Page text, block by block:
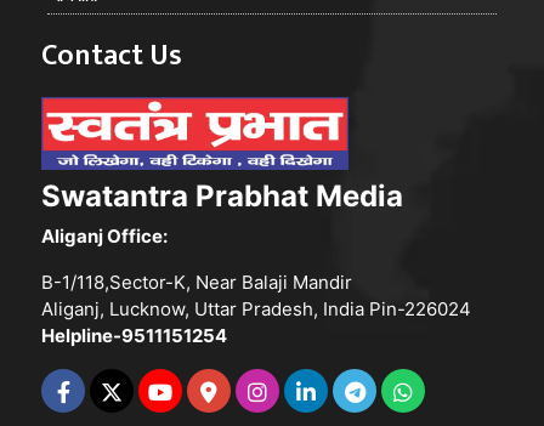
Contact Us
Swatantra Prabhat Media
Aliganj Office:
B-1/118,Sector-K, Near Balaji Mandir
Aliganj, Lucknow, Uttar Pradesh, India Pin-226024
Helpline-9511151254